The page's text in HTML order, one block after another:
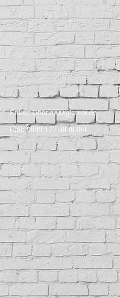
Email: labor2000@arcor.de
Call: 0049 177 4838384